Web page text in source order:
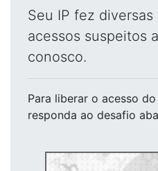
Seu IP fez
acessos suspeitos
conosco.
Para liberar o acesso do
responda ao desafio